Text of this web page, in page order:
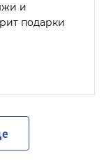
и
подарки